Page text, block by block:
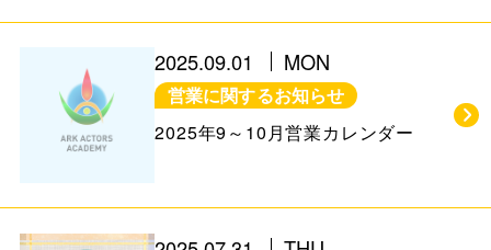
TEL 011-600-6789
WEB予約はこちら
2025.09.01 MON
営業に関するお知らせ
2025年9～10月営業カレンダー